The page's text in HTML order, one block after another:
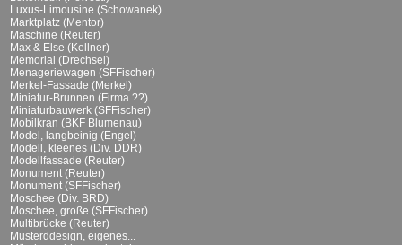
Luxus-Limousine (Schowanek)
Marktplatz (Mentor)
Maschine (Reuter)
Max & Else (Kellner)
Memorial (Drechsel)
Menageriewagen (SFFischer)
Merkel-Fassade (Merkel)
Miniatur-Brunnen (Firma ??)
Miniaturbauwerk (SFFischer)
Mobilkran (BKF Blumenau)
Model, langbeinig (Engel)
Modell, kleenes (Div. DDR)
Modellfassade (Reuter)
Monument (Reuter)
Monument (SFFischer)
Moschee (Div. BRD)
Moschee, große (SFFischer)
Multibrücke (Reuter)
Musterddesign, eigenes...